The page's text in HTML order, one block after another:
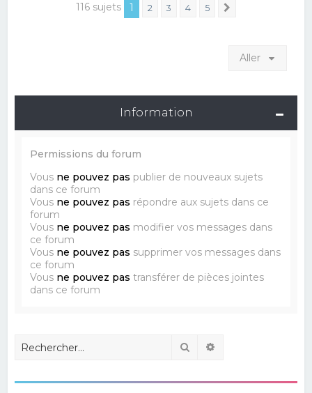
116 sujets 1 2 3 4 5
Aller
Information
Permissions du forum
Vous ne pouvez pas publier de nouveaux sujets
dans ce forum
Vous ne pouvez pas répondre aux sujets dans ce
forum
Vous ne pouvez pas modifier vos messages dans
ce forum
Vous ne pouvez pas supprimer vos messages dans
ce forum
Vous ne pouvez pas transférer de pièces jointes
dans ce forum
Rechercher